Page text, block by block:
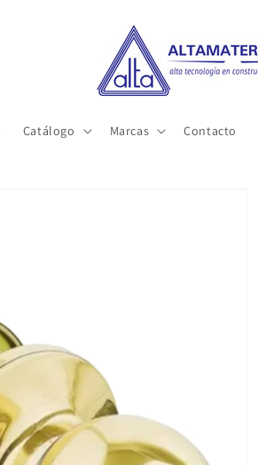
Catálogo Marcas Contacto